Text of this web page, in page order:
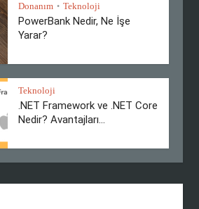
Donanım • Teknoloji
PowerBank Nedir, Ne İşe
Yarar?
Teknoloji
.NET Framework ve .NET Core
Nedir? Avantajları...